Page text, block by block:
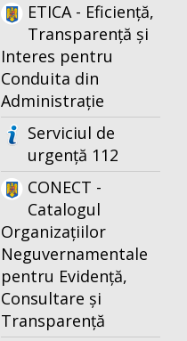
ETICA - Eficiență,
Transparență și
Interes pentru
Conduita din
Administrație
Serviciul de
urgență 112
CONECT -
Catalogul
Organizațiilor
Neguvernamentale
pentru Evidență,
Consultare și
Transparență